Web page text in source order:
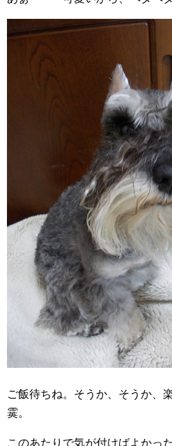
ご飯待ちね。そうか、そうか、
霙。
このあたりで気が付けばよかっ